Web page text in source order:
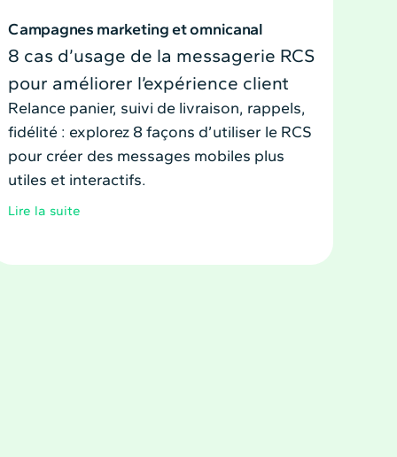
Campagnes marketing et omnicanal
8 cas d’usage de la messagerie RCS
pour améliorer l’expérience client
Relance panier, suivi de livraison, rappels,
fidélité : explorez 8 façons d’utiliser le RCS
pour créer des messages mobiles plus
utiles et interactifs.
Lire la suite